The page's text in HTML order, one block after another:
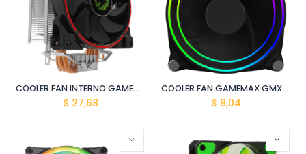
COOLER FAN INTERNO GAMEMAX GAMMA 500 ROJO
$ 27,68
COOLER FAN GAMEMAX GMX-12-RBB
$ 8,04